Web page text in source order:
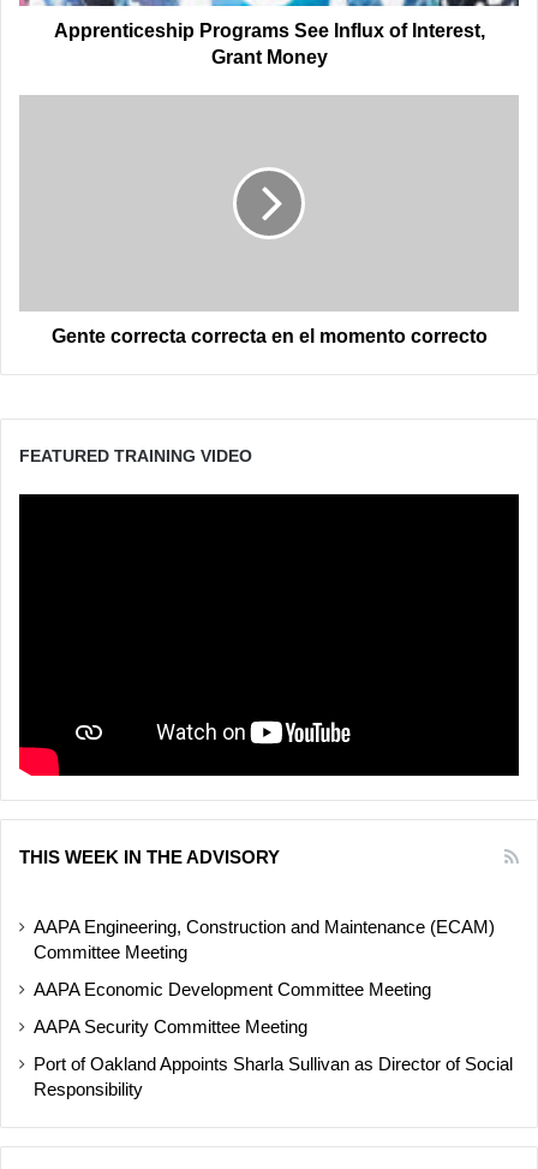
Apprenticeship Programs See Influx of Interest,
Grant Money
Gente correcta correcta en el momento correcto
FEATURED TRAINING VIDEO
THIS WEEK IN THE ADVISORY
AAPA Engineering, Construction and Maintenance (ECAM)
Committee Meeting
AAPA Economic Development Committee Meeting
AAPA Security Committee Meeting
Port of Oakland Appoints Sharla Sullivan as Director of Social
Responsibility